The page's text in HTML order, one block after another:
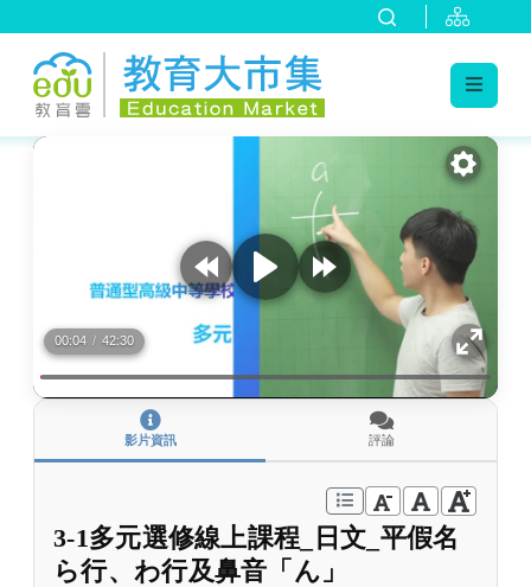
:::
00:04 / 42:30
影片資訊 評論
3-1多元選修線上課程_日文_平假名
ら行、わ行及鼻音「ん」